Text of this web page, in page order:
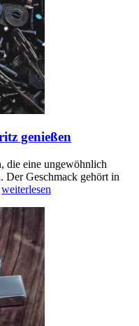
genießen
die eine ungewöhnlich
Der Geschmack gehört in
weiterlesen